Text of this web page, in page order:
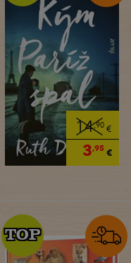
14,90€
3,95€
TOP
TOP